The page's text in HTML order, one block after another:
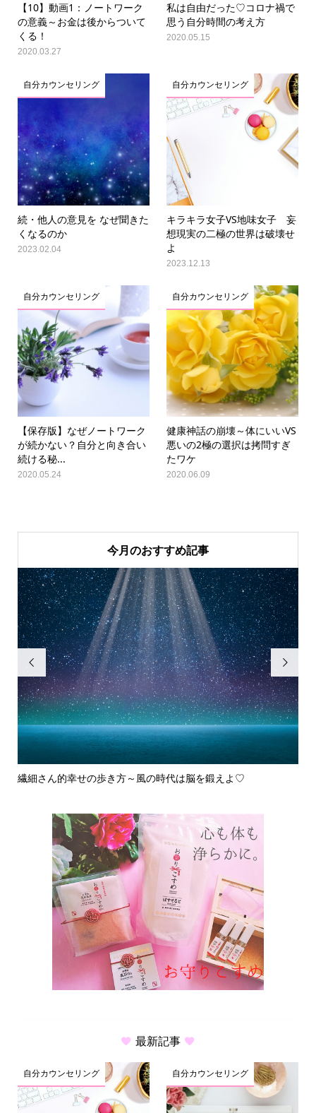
【10】動画1：ノートワーク
の意義～お金は後からついて
くる！
2020.03.27
私は自由だった♡コロナ禍で
思う自分時間の考え方
2020.05.15
自分カウンセリング
続・他人の意見を なぜ聞きた
くなるのか
2023.02.04
自分カウンセリング
キラキラ女子VS地味女子 妄
想現実の二極の世界は破壊せ
よ
2023.12.13
自分カウンセリング
【保存版】なぜノートワーク
が続かない？自分と向き合い
続ける秘...
2020.05.24
自分カウンセリング
健康神話の崩壊～体にいいVS
悪いの2極の選択は拷問すぎ
たワケ
2020.06.09
今月のおすすめ記事

繊細さん的幸せの歩き方～風の時代は脳を鍛えよ♡

最新記事
自分カウンセリング 自分カウンセリング
HOME メルマガ オンラインレッスン